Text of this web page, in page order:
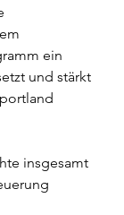
ein
und stärkt
insgesamt